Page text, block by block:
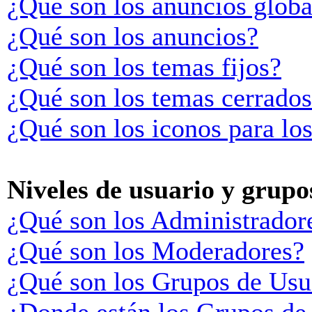
¿Qué son los anuncios?
¿Qué son los temas fijos?
¿Qué son los temas
¿Qué son los iconos para
Niveles de usuario y
¿Qué son los
¿Qué son los Moderadores?
¿Qué son los Grupos de